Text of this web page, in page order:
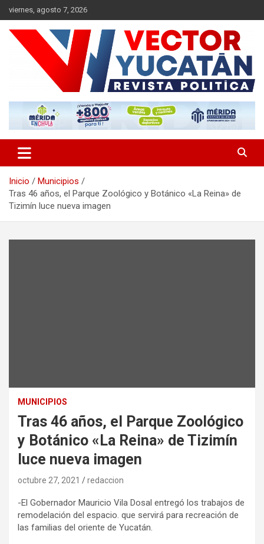
Saltar
al
contenido
viernes, agosto 7, 2026
Vector Yucatán
Inicio
Municipios
Tras 46 años, el Parque Zoológico y Botánico «La Reina» de
Tizimín luce nueva imagen
MUNICIPIOS
Tras 46 años, el Parque Zoológico
y Botánico «La Reina» de Tizimín
luce nueva imagen
octubre 27, 2021 redaccion
-El Gobernador Mauricio Vila Dosal entregó los trabajos de
remodelación del espacio. que servirá para recreación de
las familias del oriente de Yucatán.